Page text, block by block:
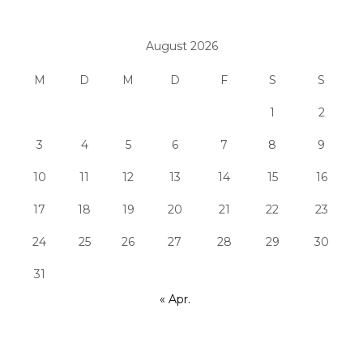
August 2026
M D M D F S S
1 2
3 4 5 6 7 8 9
10 11 12 13 14 15 16
17 18 19 20 21 22 23
24 25 26 27 28 29 30
31
« Apr.